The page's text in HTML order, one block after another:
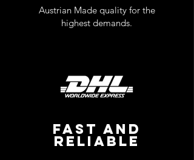
Austrian Made quality for the
highest demands.
FAST AND
RELIABLE